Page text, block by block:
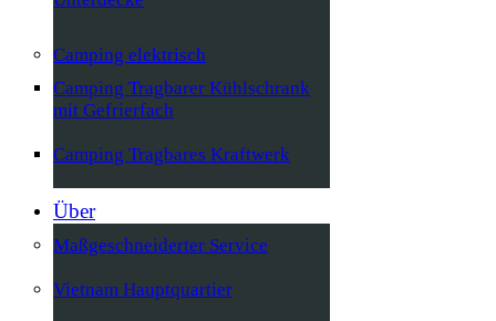
Camping elektrisch
Camping Tragbarer Kühlschrank
mit Gefrierfach
Camping Tragbares Kraftwerk
Über
Maßgeschneiderter Service
Vietnam Hauptquartier